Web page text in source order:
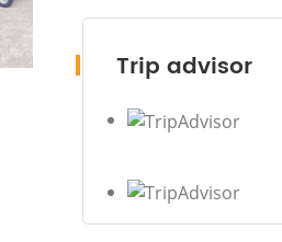
Trip advisor